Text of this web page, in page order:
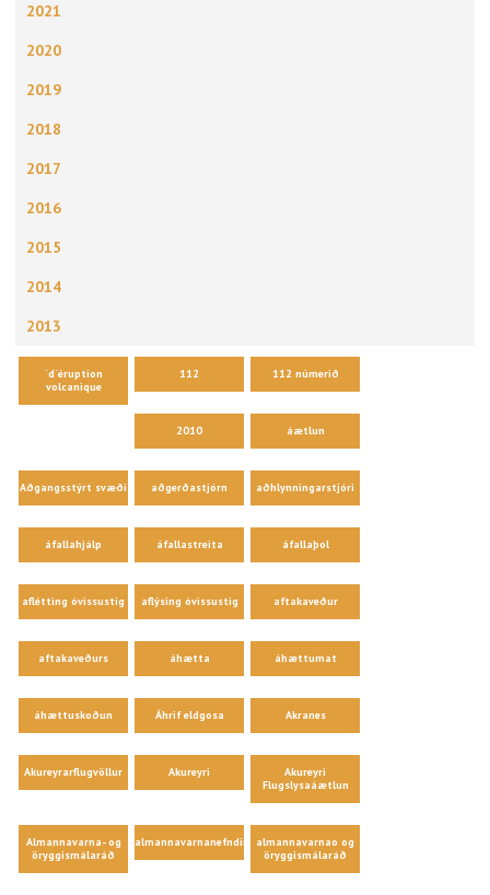
2021
2020
2019
2018
2017
2016
2015
2014
2013
´d´éruption
volcanique
112 112 númerið
2010 áætlun
Aðgangsstýrt svæði aðgerðastjórn aðhlynningarstjóri
áfallahjálp áfallastreita áfallaþol
aflétting óvissustig aflýsing óvissustig aftakaveður
aftakaveðurs áhætta áhættumat
áhættuskoðun Áhrif eldgosa Akranes
Akureyrarflugvöllur Akureyri
Akureyri
Flugslysaáætlun
Almannavarna- og
öryggismálaráð
almannavarnanefndir
almannavarnao og
öryggismálaráð